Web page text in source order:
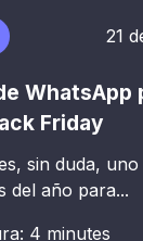
21
WhatsApp
Friday
sin duda,
del año para...
4 minutes